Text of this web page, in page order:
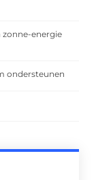
energie
ondersteunen